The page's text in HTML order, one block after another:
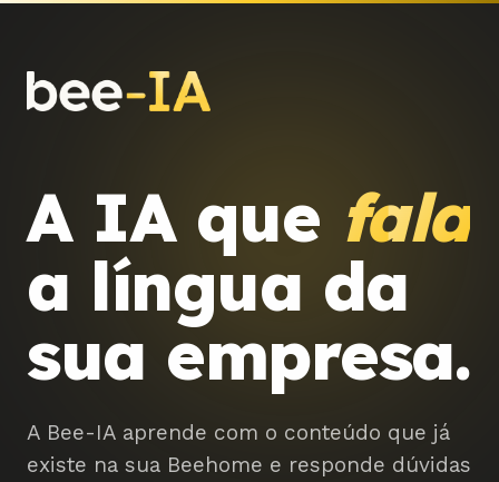
A IA que fala
a língua da
sua empresa.
A Bee-IA aprende com o conteúdo que já
existe na sua Beehome e responde dúvidas